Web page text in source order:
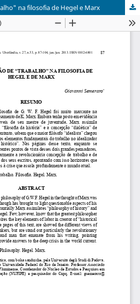
na filosofia de Hegel e Marx